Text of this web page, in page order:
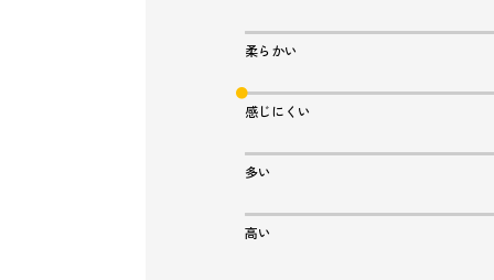
柔らかい
感じにくい
多い
高い